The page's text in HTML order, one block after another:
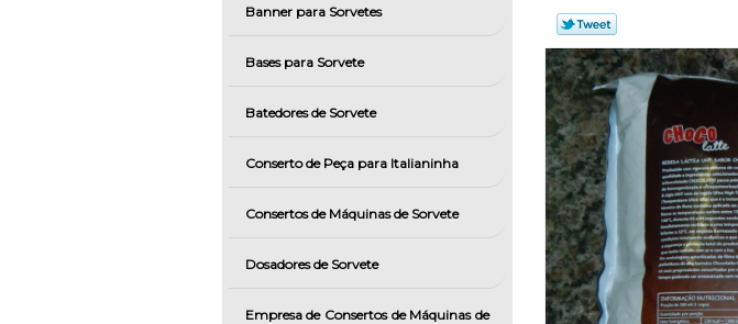
Banner para Sorvetes
Bases para Sorvete
Batedores de Sorvete
Conserto de Peça para Italianinha
Consertos de Máquinas de Sorvete
Dosadores de Sorvete
Empresa de Consertos de Máquinas de